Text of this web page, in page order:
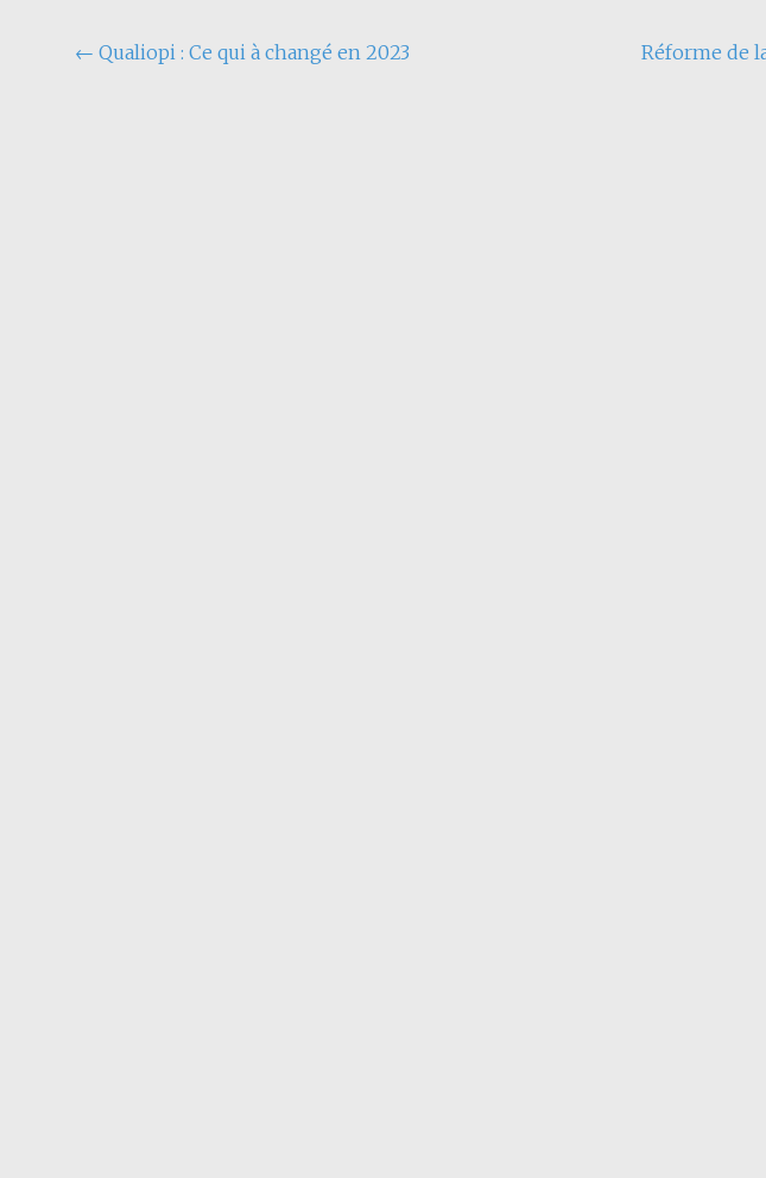
← Qualiopi : Ce qui à changé en 2023
Réforme de